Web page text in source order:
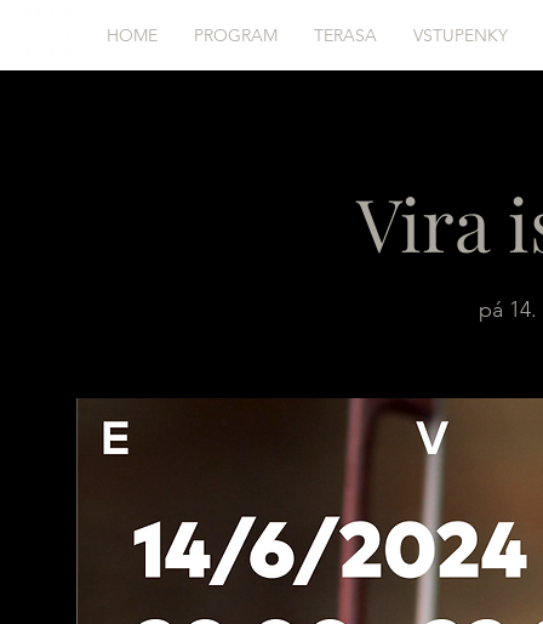
HOME PROGRAM TERASA VSTUPENKY
Vira
pá 14.